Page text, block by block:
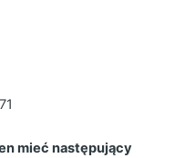
mieć następujący